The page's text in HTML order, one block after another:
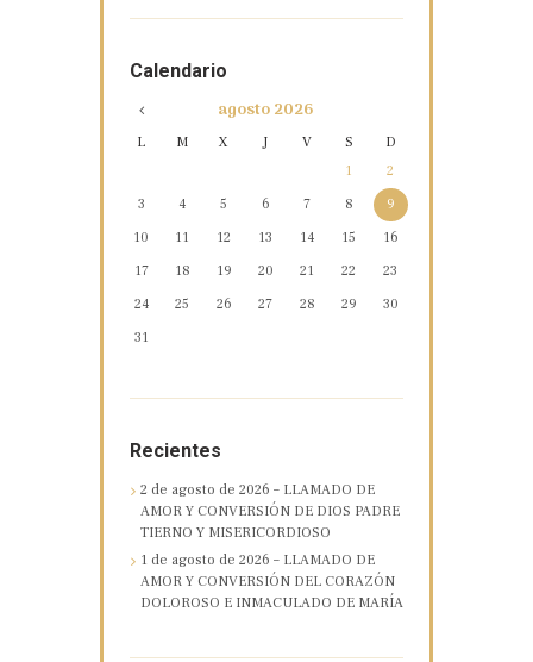
Calendario
agosto2026
L M X J V S
D
1
2
3
4 5 6 7 8
9
10
11 12 13 14 15
16
17
18 19 20 21 22
23
24
25 26 27 28 29
30
31
Recientes
2 de agosto de 2026 – LLAMADO DE
AMOR Y CONVERSIÓN DE DIOS PADRE
TIERNO Y MISERICORDIOSO
1 de agosto de 2026 – LLAMADO DE
AMOR Y CONVERSIÓN DEL CORAZÓN
DOLOROSO E INMACULADO DE MARÍA